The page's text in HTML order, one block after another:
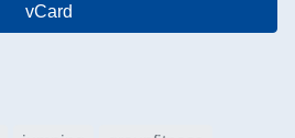
vCard